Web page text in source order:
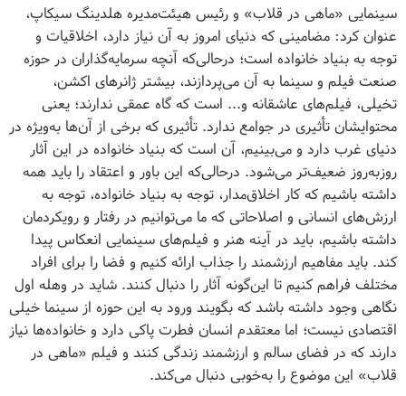
سینمایی «ماهی در قلاب» و رئیس هیئت‌مدیره هلدینگ سیکاپ،
عنوان کرد: مضامینی که دنیای امروز به آن‌ نیاز دارد، اخلاقیات و
توجه به بنیاد خانواده است؛ درحالی‌که آنچه سرمایه‌گذاران در حوزه
صنعت فیلم و سینما به آن می‌پردازند، بیشتر ژانرهای اکشن،
تخیلی، فیلم‌های عاشقانه و... است که گاه عمقی ندارند؛ یعنی
محتوایشان تأثیری در جوامع ندارد. تأثیری که برخی از آن‌ها به‌ویژه در
دنیای غرب دارد و می‌بینیم، آن است که بنیاد خانواده در این آثار
روزبه‌روز ضعیف‌تر می‌شود. در‌حالی‌که این باور و اعتقاد را باید همه
داشته باشیم که کار اخلاق‌مدار، توجه به بنیاد خانواده، توجه به
ارزش‌های انسانی و اصلاحاتی که ما می‌توانیم در رفتار و رویکردمان
داشته باشیم، باید در آینه هنر و فیلم‌های سینمایی انعکاس پیدا
کند. باید مفاهیم ارزشمند را جذاب ارائه کنیم و فضا را برای افراد
مختلف فراهم کنیم تا این‌گونه آثار را دنبال کنند. شاید در وهله اول
نگاهی وجود داشته باشد که بگویند ورود به این حوزه از سینما خیلی
اقتصادی نیست؛ اما معتقدم انسان فطرت پاکی دارد و خانواده‌ها نیاز
دارند که در فضای سالم و ارزشمند زندگی کنند و فیلم «ماهی در
قلاب» این موضوع را به‌خوبی دنبال می‌کند.